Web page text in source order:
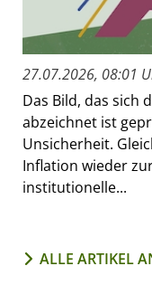
27.07.2026, 08:01
Das Bild, das sich
abzeichnet ist
Unsicherheit.
Inflation wieder
institutionelle...
ALLE ARTIKEL